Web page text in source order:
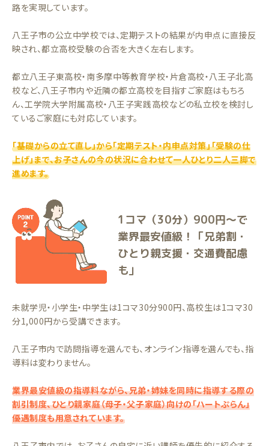
路を実現しています。
八王子市の公立中学校では、定期テストの結果が内申点に直接反
映され、都立高校受験の合否を大きく左右します。
都立八王子東高校・南多摩中等教育学校・片倉高校・八王子北高
校など、八王子市内や近隣の都立高校を目指すご家庭はもちろ
ん、工学院大学附属高校・八王子実践高校などの私立校を検討し
ているご家庭にも対応しています。
「基礎からの立て直し」から「定期テスト・内申点対策」「受験の仕
上げ」まで、お子さんの今の状況に合わせて一人ひとり二人三脚で
進めます。
1コマ（30分）900円〜で
業界最安値級！「兄弟割・
ひとり親支援・交通費配慮
も」
未就学児・小学生・中学生は1コマ30分900円、高校生は1コマ30
分1,000円から受講できます。
八王子市内で訪問指導を選んでも、オンライン指導を選んでも、指
導料は変わりません。
業界最安値級の指導料ながら、兄弟・姉妹を同時に指導する際の
割引制度、ひとり親家庭（母子・父子家庭）向けの「ハートぷらん」
優遇制度も用意されています。